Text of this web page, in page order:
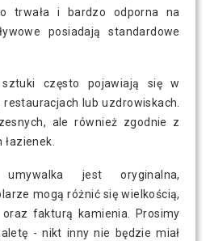
trwała i bardzo odporna na
posiadają standardowe
często pojawiają się w
restauracjach lub uzdrowiskach.
ale również zgodnie z
jest oryginalna,
mogą różnić się wielkością,
fakturą kamienia. Prosimy
- nikt inny nie będzie miał